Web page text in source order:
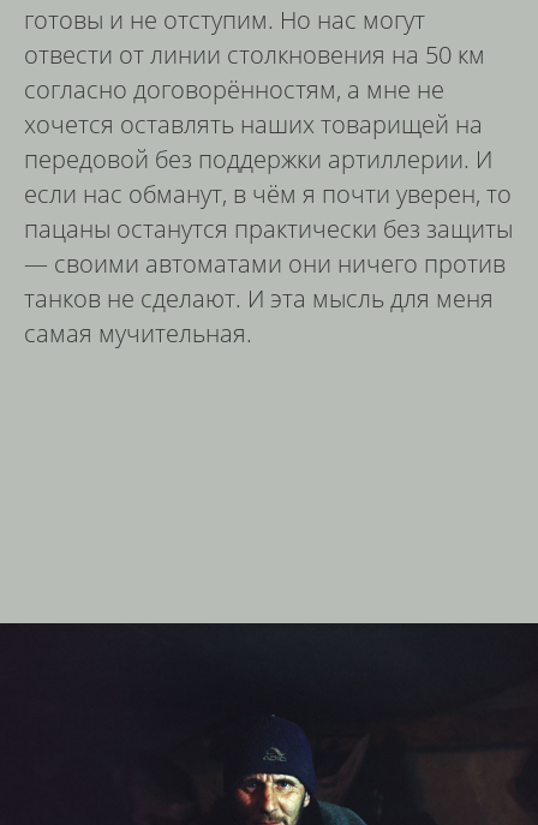
готовы и не отступим. Но нас могут
отвести от линии столкновения на 50 км
согласно договорённостям, а мне не
хочется оставлять наших товарищей на
передовой без поддержки артиллерии. И
если нас обманут, в чём я почти уверен, то
пацаны останутся практически без защиты
— своими автоматами они ничего против
танков не сделают. И эта мысль для меня
самая мучительная.